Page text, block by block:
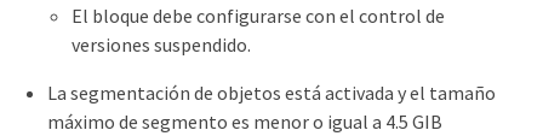
El bloque debe configurarse con el control de
versiones suspendido.
La segmentación de objetos está activada y el tamaño
máximo de segmento es menor o igual a 4.5 GIB